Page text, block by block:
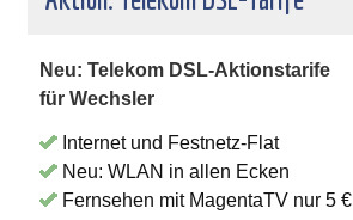
Neu: Telekom DSL-Aktionstarife
für Wechsler
Internet und Festnetz-Flat
Neu: WLAN in allen Ecken
Fernsehen mit MagentaTV nur 5 €